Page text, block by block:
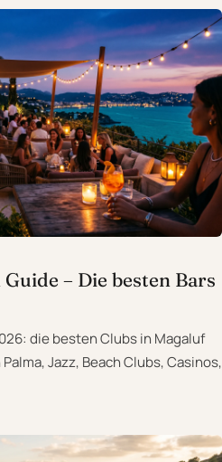
– Die besten Bars
die besten Clubs in Magaluf
Jazz, Beach Clubs, Casinos,